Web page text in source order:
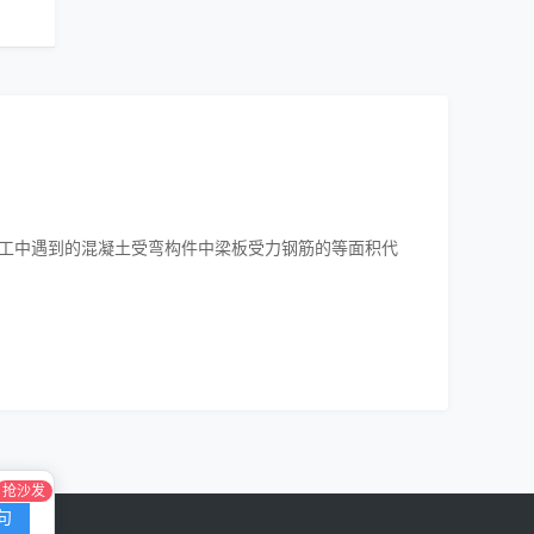
遇到的混凝土受弯构件中梁板受力钢筋的等面积代
抢沙发